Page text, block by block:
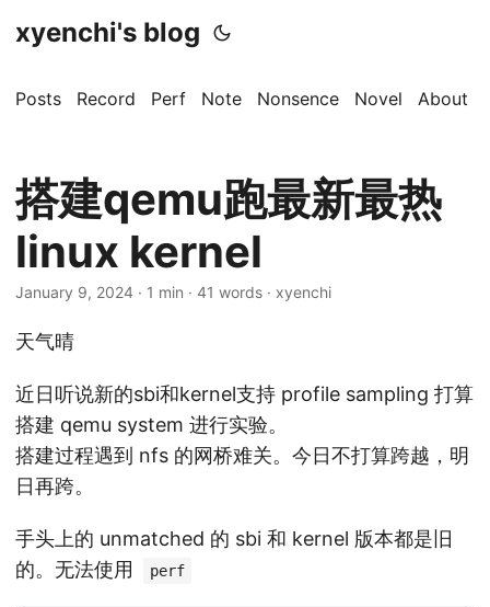
xyenchi's blog
Posts Record Perf Note Nonsence Novel About
搭建qemu跑最新最热
linux kernel
January 9, 2024 · 1 min · 41 words · xyenchi
天气晴
近日听说新的sbi和kernel支持 profile sampling 打算
搭建 qemu system 进行实验。
搭建过程遇到 nfs 的网桥难关。今日不打算跨越，明
日再跨。
手头上的 unmatched 的 sbi 和 kernel 版本都是旧
的。无法使用
perf